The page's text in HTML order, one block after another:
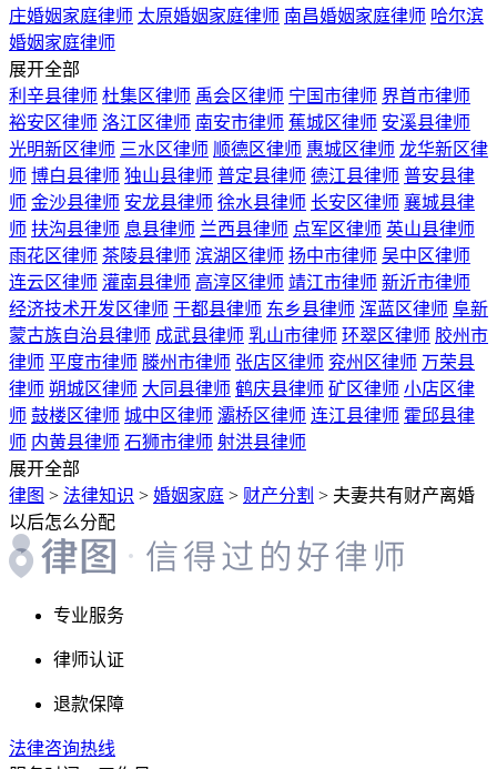
庄婚姻家庭律师 太原婚姻家庭律师 南昌婚姻家庭律师 哈尔滨
婚姻家庭律师
展开全部
利辛县律师 杜集区律师 禹会区律师 宁国市律师 界首市律师
裕安区律师 洛江区律师 南安市律师 蕉城区律师 安溪县律师
光明新区律师 三水区律师 顺德区律师 惠城区律师 龙华新区律
师 博白县律师 独山县律师 普定县律师 德江县律师 普安县律
师 金沙县律师 安龙县律师 徐水县律师 长安区律师 襄城县律
师 扶沟县律师 息县律师 兰西县律师 点军区律师 英山县律师
雨花区律师 茶陵县律师 滨湖区律师 扬中市律师 吴中区律师
连云区律师 灌南县律师 高淳区律师 靖江市律师 新沂市律师
经济技术开发区律师 于都县律师 东乡县律师 浑蓝区律师 阜新
蒙古族自治县律师 成武县律师 乳山市律师 环翠区律师 胶州市
律师 平度市律师 滕州市律师 张店区律师 兖州区律师 万荣县
律师 朔城区律师 大同县律师 鹤庆县律师 矿区律师 小店区律
师 鼓楼区律师 城中区律师 灞桥区律师 连江县律师 霍邱县律
师 内黄县律师 石狮市律师 射洪县律师
展开全部
律图 > 法律知识 > 婚姻家庭 > 财产分割 > 夫妻共有财产离婚
以后怎么分配
专业服务
律师认证
退款保障
法律咨询热线